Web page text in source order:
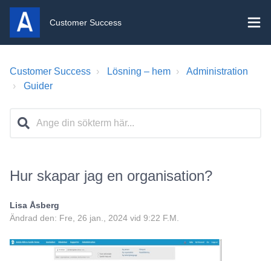
Customer Success
Customer Success Lösning – hem
Administration
Guider
Hur skapar jag en organisation?
Lisa Åsberg
Ändrad den: Fre, 26 jan., 2024 vid 9:22 F.M.